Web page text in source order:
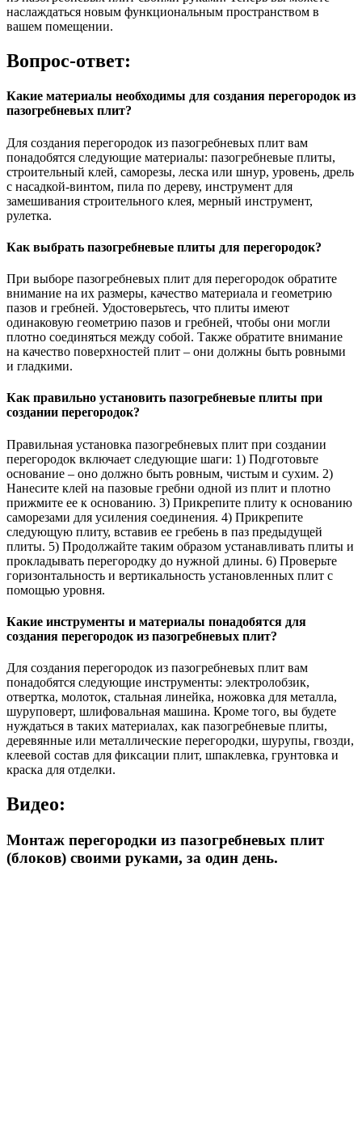
наслаждаться новым функциональным пространством в
вашем помещении.
Вопрос-ответ:
Какие материалы необходимы для создания перегородок из
пазогребневых плит?
Для создания перегородок из пазогребневых плит вам
понадобятся следующие материалы: пазогребневые плиты,
строительный клей, саморезы, леска или шнур, уровень, дрель
с насадкой-винтом, пила по дереву, инструмент для
замешивания строительного клея, мерный инструмент,
рулетка.
Как выбрать пазогребневые плиты для перегородок?
При выборе пазогребневых плит для перегородок обратите
внимание на их размеры, качество материала и геометрию
пазов и гребней. Удостоверьтесь, что плиты имеют
одинаковую геометрию пазов и гребней, чтобы они могли
плотно соединяться между собой. Также обратите внимание
на качество поверхностей плит – они должны быть ровными
и гладкими.
Как правильно установить пазогребневые плиты при
создании перегородок?
Правильная установка пазогребневых плит при создании
перегородок включает следующие шаги: 1) Подготовьте
основание – оно должно быть ровным, чистым и сухим. 2)
Нанесите клей на пазовые гребни одной из плит и плотно
прижмите ее к основанию. 3) Прикрепите плиту к основанию
саморезами для усиления соединения. 4) Прикрепите
следующую плиту, вставив ее гребень в паз предыдущей
плиты. 5) Продолжайте таким образом устанавливать плиты и
прокладывать перегородку до нужной длины. 6) Проверьте
горизонтальность и вертикальность установленных плит с
помощью уровня.
Какие инструменты и материалы понадобятся для
создания перегородок из пазогребневых плит?
Для создания перегородок из пазогребневых плит вам
понадобятся следующие инструменты: электролобзик,
отвертка, молоток, стальная линейка, ножовка для металла,
шуруповерт, шлифовальная машина. Кроме того, вы будете
нуждаться в таких материалах, как пазогребневые плиты,
деревянные или металлические перегородки, шурупы, гвозди,
клеевой состав для фиксации плит, шпаклевка, грунтовка и
краска для отделки.
Видео:
Монтаж перегородки из пазогребневых плит
(блоков) своими руками, за один день.